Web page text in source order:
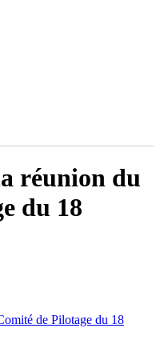
réunion du
du 18
de Pilotage du 18